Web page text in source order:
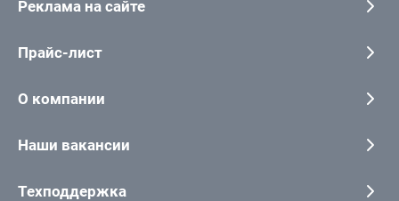
Реклама на сайте
Прайс-лист
О компании
Наши вакансии
Техподдержка